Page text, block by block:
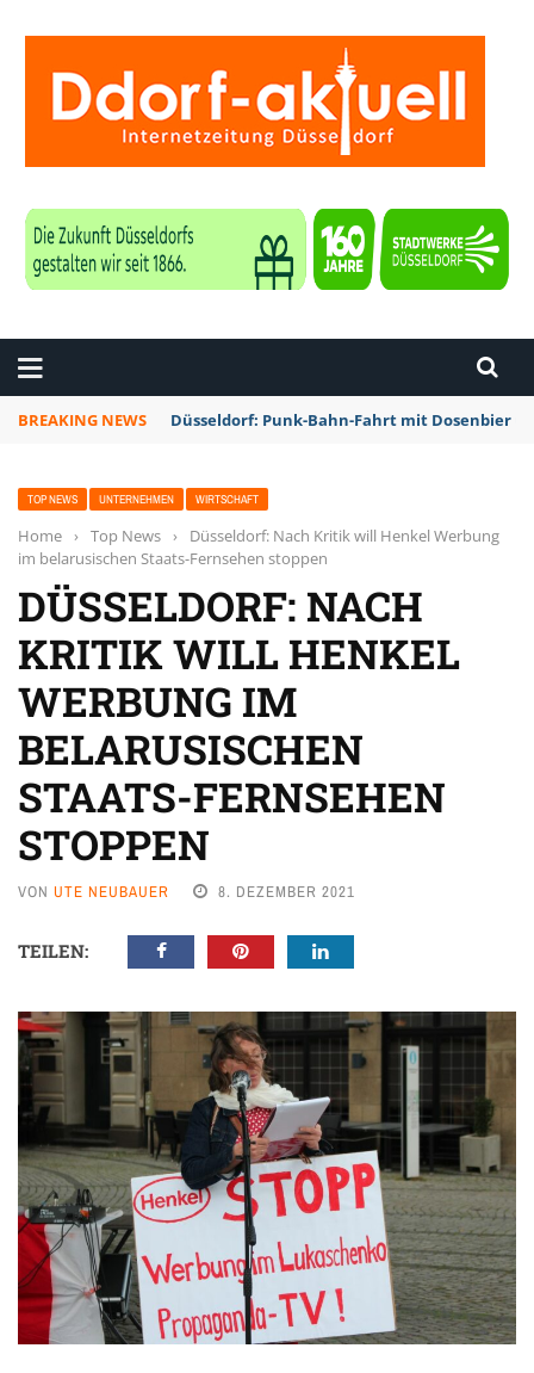
BREAKING NEWS Düsseldorf: Punk-Bahn-Fahrt mit Dosenbier
TOP NEWS UNTERNEHMEN WIRTSCHAFT
Home › Top News ›
Düsseldorf: Nach Kritik will Henkel Werbung
im belarusischen Staats-Fernsehen stoppen
DÜSSELDORF: NACH
KRITIK WILL HENKEL
WERBUNG IM
BELARUSISCHEN
STAATS-FERNSEHEN
STOPPEN
VON UTE NEUBAUER 8. DEZEMBER 2021
TEILEN: